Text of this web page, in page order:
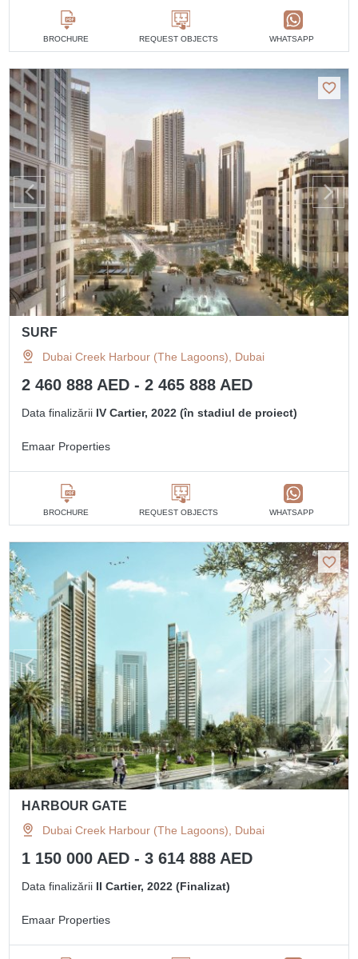
BROCHURE REQUEST OBJECTS WHATSAPP
SURF
Dubai Creek Harbour (The Lagoons), Dubai
2 460 888 AED - 2 465 888 AED
Data finalizării IV Cartier, 2022 (în stadiul de proiect)
Emaar Properties
BROCHURE REQUEST OBJECTS WHATSAPP
HARBOUR GATE
Dubai Creek Harbour (The Lagoons), Dubai
1 150 000 AED - 3 614 888 AED
Data finalizării II Cartier, 2022 (Finalizat)
Emaar Properties